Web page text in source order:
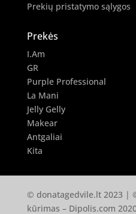
Prekių pristatymo sąlygos
Prekės
I.Am
GR
Purple Professional
La Mani
Jelly Gelly
Makear
Antgaliai
Kita
© donatagedvile.lt 2023 |
kūrimas – Dipolis.com